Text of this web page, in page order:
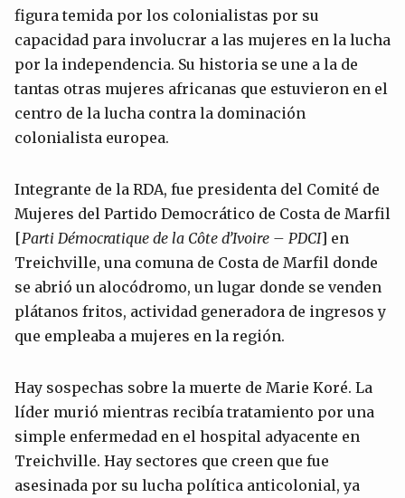
figura temida por los colonialistas por su
capacidad para involucrar a las mujeres en la lucha
por la independencia. Su historia se une a la de
tantas otras mujeres africanas que estuvieron en el
centro de la lucha contra la dominación
colonialista europea.
Integrante de la RDA, fue presidenta del Comité de
Mujeres del Partido Democrático de Costa de Marfil
[Parti Démocratique de la Côte d’Ivoire – PDCI] en
Treichville, una comuna de Costa de Marfil donde
se abrió un alocódromo, un lugar donde se venden
plátanos fritos, actividad generadora de ingresos y
que empleaba a mujeres en la región.
Hay sospechas sobre la muerte de Marie Koré. La
líder murió mientras recibía tratamiento por una
simple enfermedad en el hospital adyacente en
Treichville. Hay sectores que creen que fue
asesinada por su lucha política anticolonial, ya